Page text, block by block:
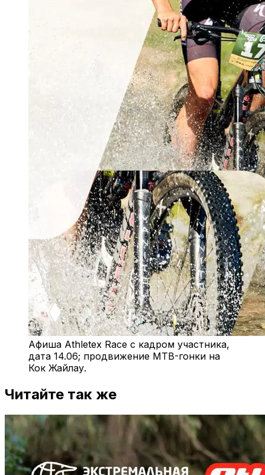
Афиша Athletex Race с кадром участника,
дата 14.06; продвижение MTB-гонки на
Кок Жайлау.
Читайте так же